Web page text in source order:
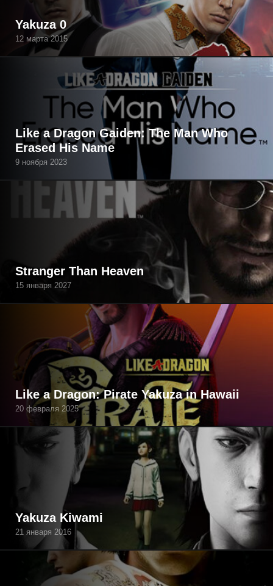
Yakuza 0
12 марта 2015
Like a Dragon Gaiden: The Man Who
Erased His Name
9 ноября 2023
Stranger Than Heaven
15 января 2027
Like a Dragon: Pirate Yakuza in Hawaii
20 февраля 2025
Yakuza Kiwami
21 января 2016